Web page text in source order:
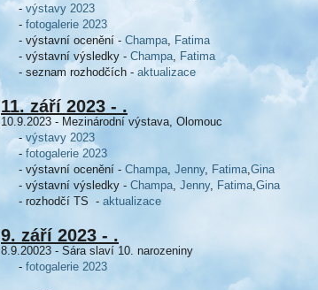
-výstavy 2023
- fotogalerie 2023
- výstavní ocenění - Champa, Fatima
- výstavní výsledky - Champa, Fatima
- seznam rozhodčích - aktualizace
11. září 2023 - .
10.9.2023 - Mezinárodní výstava, Olomouc
-výstavy 2023
- fotogalerie 2023
- výstavní ocenění - Champa, Jenny, Fatima,Gina
- výstavní výsledky - Champa, Jenny, Fatima,Gina
- rozhodčí TS - aktualizace
9. září 2023 - .
8.9.20023 - Sára slaví 10. narozeniny
- fotogalerie 2023